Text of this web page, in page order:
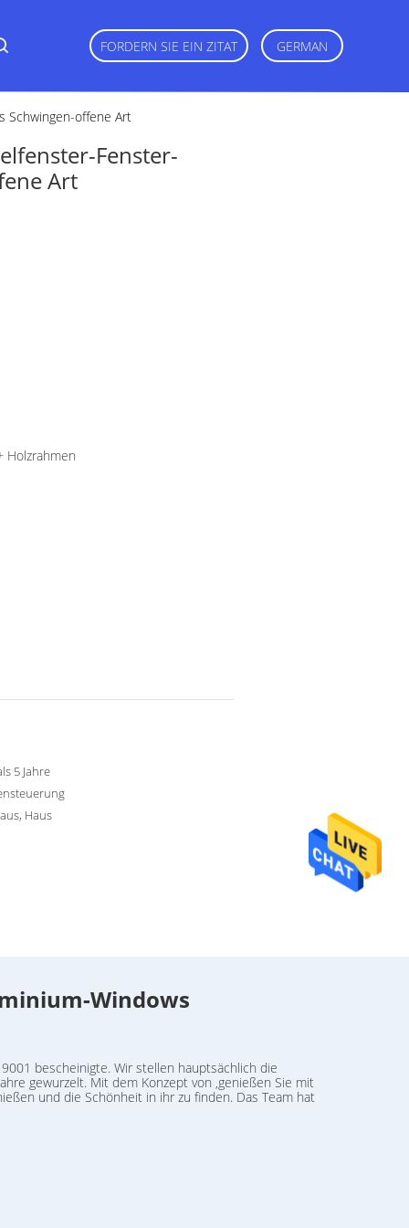
FORDERN SIE EIN ZITAT GERMAN
Schwingen-offene Art
Fenster-
Art
Holzrahmen
5 Jahre
Haus
Windows
bescheinigte. Wir stellen hauptsächlich die
gewurzelt. Mit dem Konzept von ‚genießen Sie mit
und die Schönheit in ihr zu finden. Das Team hat